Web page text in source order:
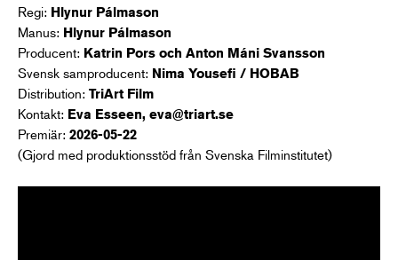
Regi: Hlynur Pálmason
Manus: Hlynur Pálmason
Producent: Katrin Pors och Anton Máni Svansson
Svensk samproducent: Nima Yousefi / HOBAB
Distribution: TriArt Film
Kontakt: Eva Esseen, eva@triart.se
Premiär: 2026-05-22
(Gjord med produktionsstöd från Svenska Filminstitutet)